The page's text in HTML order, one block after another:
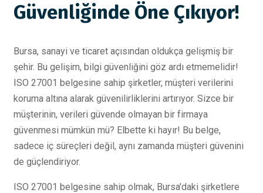
Güvenliğinde Öne Çıkıyor!
Bursa, sanayi ve ticaret açısından oldukça gelişmiş bir
şehir. Bu gelişim, bilgi güvenliğini göz ardı etmemelidir!
ISO 27001 belgesine sahip şirketler, müşteri verilerini
koruma altına alarak güvenilirliklerini artırıyor. Sizce bir
müşterinin, verileri güvende olmayan bir firmaya
güvenmesi mümkün mü? Elbette ki hayır! Bu belge,
sadece iç süreçleri değil, aynı zamanda müşteri güvenini
de güçlendiriyor.
ISO 27001 belgesine sahip olmak, Bursa'daki şirketlere